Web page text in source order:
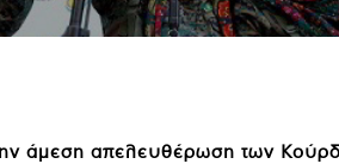
άμεση απελευθέρωση των